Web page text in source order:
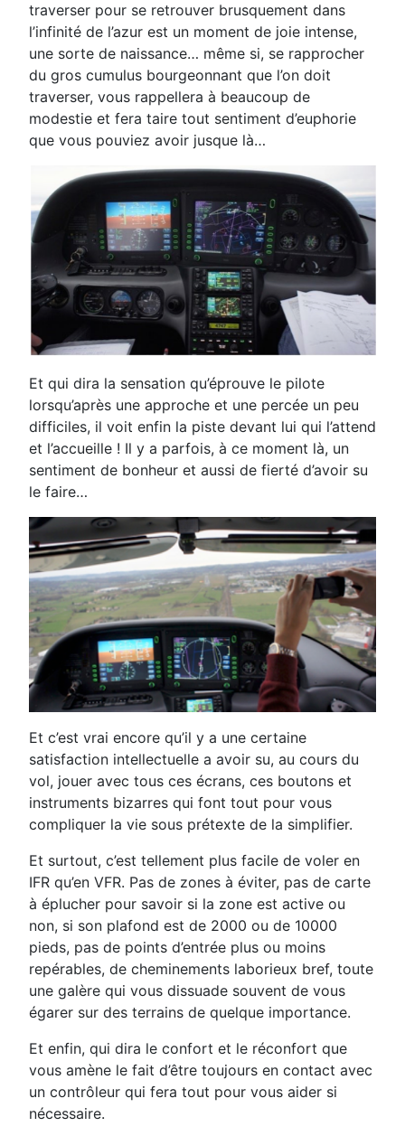
traverser pour se retrouver brusquement dans
l’infinité de l’azur est un moment de joie intense,
une sorte de naissance… même si, se rapprocher
du gros cumulus bourgeonnant que l’on doit
traverser, vous rappellera à beaucoup de
modestie et fera taire tout sentiment d’euphorie
que vous pouviez avoir jusque là…
Et qui dira la sensation qu’éprouve le pilote
lorsqu’après une approche et une percée un peu
difficiles, il voit enfin la piste devant lui qui l’attend
et l’accueille ! Il y a parfois, à ce moment là, un
sentiment de bonheur et aussi de fierté d’avoir su
le faire…
Et c’est vrai encore qu’il y a une certaine
satisfaction intellectuelle a avoir su, au cours du
vol, jouer avec tous ces écrans, ces boutons et
instruments bizarres qui font tout pour vous
compliquer la vie sous prétexte de la simplifier.
Et surtout, c’est tellement plus facile de voler en
IFR qu’en VFR. Pas de zones à éviter, pas de carte
à éplucher pour savoir si la zone est active ou
non, si son plafond est de 2000 ou de 10000
pieds, pas de points d’entrée plus ou moins
repérables, de cheminements laborieux bref, toute
une galère qui vous dissuade souvent de vous
égarer sur des terrains de quelque importance.
Et enfin, qui dira le confort et le réconfort que
vous amène le fait d’être toujours en contact avec
un contrôleur qui fera tout pour vous aider si
nécessaire.